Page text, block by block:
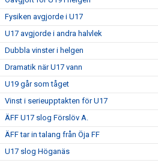
Fysiken avgjorde i U17
U17 avgjorde i andra halvlek
Dubbla vinster i helgen
Dramatik när U17 vann
U19 går som tåget
Vinst i serieupptakten för U17
ÄFF U17 slog Förslöv A.
ÄFF tar in talang från Öja FF
U17 slog Höganäs